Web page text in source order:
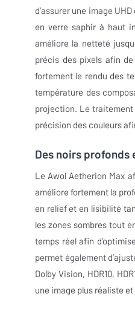
d’assurer une image
en verre saphir à haut
améliore la netteté
précis des pixels afin
fortement le rendu des
température des
projection. Le
précision des couleurs
Des noirs profonds
Le Awol Aetherion Max
améliore fortement la
en relief et en lisibilité
les zones sombres tout
temps réel afin
permet également
Dolby Vision, HDR10,
une image plus réaliste et